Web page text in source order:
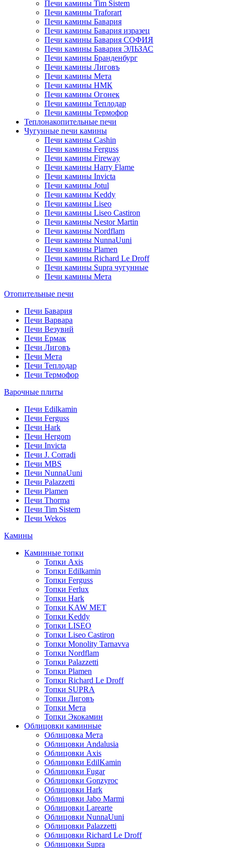
Печи камины Tim Sistem
Печи камины Traforart
Печи камины Бавария
Печи камины Бавария изразец
Печи камины Бавария СОФИЯ
Печи камины Бавария ЭЛЬЗАС
Печи камины Бранденбург
Печи камины Лиговъ
Печи камины Мета
Печи камины НМК
Печи камины Огонек
Печи камины Теплодар
Печи камины Термофор
Теплонакопительные печи
Чугунные печи камины
Печи камины Cashin
Печи камины Ferguss
Печи камины Fireway
Печи камины Harry Flame
Печи камины Invicta
Печи камины Jotul
Печи камины Keddy
Печи камины Liseo
Печи камины Liseo Castiron
Печи камины Nestor Martin
Печи камины Nordflam
Печи камины NunnaUuni
Печи камины Plamen
Печи камины Richard Le Droff
Печи камины Supra чугунные
Печи камины Мета
Отопительные печи
Печи Бавария
Печи Варвара
Печи Везувий
Печи Ермак
Печи Лиговъ
Печи Мета
Печи Теплодар
Печи Термофор
Варочные плиты
Печи Edilkamin
Печи Ferguss
Печи Hark
Печи Hergom
Печи Invicta
Печи J. Corradi
Печи MBS
Печи NunnaUuni
Печи Palazzetti
Печи Plamen
Печи Thorma
Печи Tim Sistem
Печи Wekos
Камины
Каминные топки
Топки Axis
Топки Edilkamin
Топки Ferguss
Топки Ferlux
Топки Hark
Топки KAW MET
Топки Keddy
Топки LISEO
Топки Liseo Castiron
Топки Monolity Tarnavva
Топки Nordflam
Топки Palazzetti
Топки Plamen
Топки Richard Le Droff
Топки SUPRA
Топки Лиговъ
Топки Мета
Топки Экокамин
Облицовки каминные
Облицовка Мета
Облицовки Andalusia
Облицовки Axis
Облицовки EdilKamin
Облицовки Fugar
Облицовки Gonzyroc
Облицовки Hark
Облицовки Jabo Marmi
Облицовки Larearte
Облицовки NunnaUuni
Облицовки Palazzetti
Облицовки Richard Le Droff
Облицовки Supra